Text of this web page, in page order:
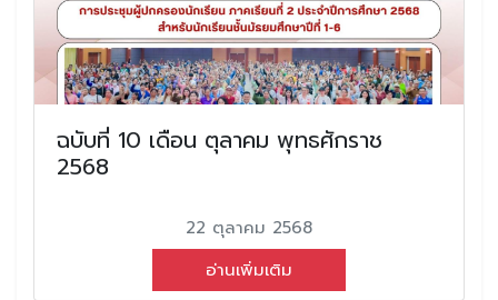
ฉบับที่ 10 เดือน ตุลาคม พุทธศักราช
2568
22 ตุลาคม 2568
อ่านเพิ่มเติม